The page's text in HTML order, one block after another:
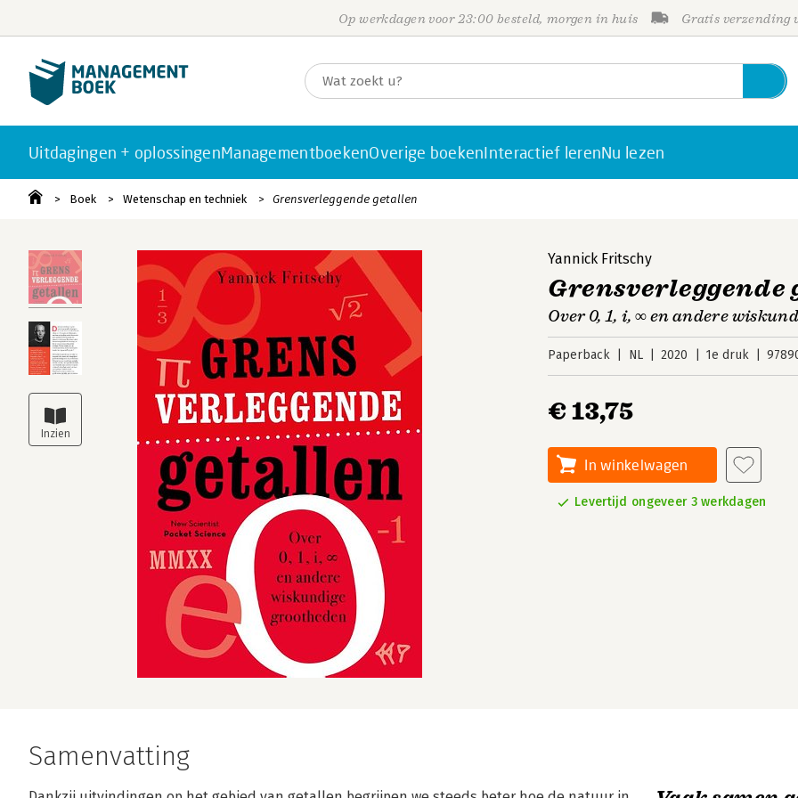
Op werkdagen voor 23:00 besteld, morgen in huis Gratis verzending
Uitdagingen + oplossingenManagementboekenOverige boekenInteractief lerenNu lezen
Boek Wetenschap en techniek Grensverleggende getallen
Yannick Fritschy
Grensverleggende
Over 0, 1, i, ∞ en andere
Paperback NL 2020 1e druk
€ 13,75
In winkelwagen
Levertijd ongeveer 3 werkdagen
Samenvatting